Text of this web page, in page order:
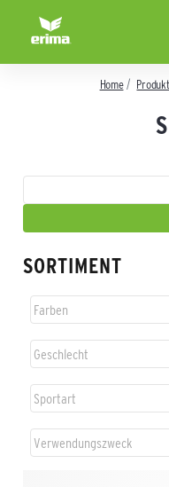
Home
SORTIMENT